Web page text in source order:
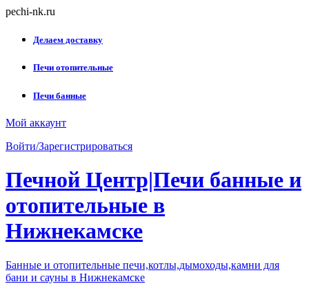
Skip
content
pechi-nk.ru
Делаем доставку
Печи отопительные
Печи банные
Мой аккаунт
Войти/Зарегистрироваться
Печной Центр|Печи банные и
отопительные в
Нижнекамске
Банные и отопительные печи,котлы,дымоходы,камни для
бани и сауны в Нижнекамске